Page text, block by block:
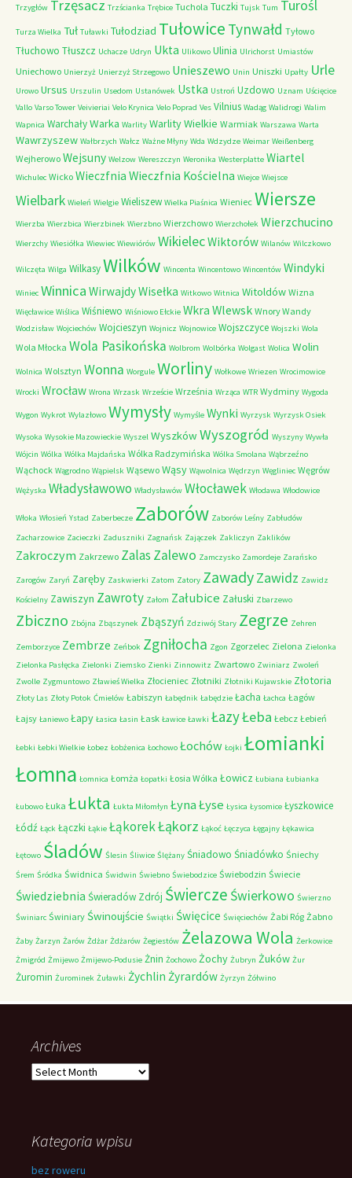
Trzygłów Trzęsacz Trzścianka Trębice Tuchola Tuczki Tujsk Tum Turośl
Turza Wielka Tuł Tuławki Tułodziad Tułowice Tynwałd Tyłowo
Tłuchowo Tłuszcz Uchacze Udryn Ukta Ulikowo Ulinia Ulrichorst Umiastów
Uniechowo Unierzyż Unierzyż Strzegowo Unieszewo Unin Uniszki Upałty Urle
Urowo Ursus Urszulin Usedom Ustanówek Ustka Ustroń Uzdowo Uznam Uścięcice
Vallo Varso Tower Veivieriai Velo Krynica Velo Poprad Ves Vilnius Wadąg Walidrogi Walim
Wapnica WarchałyWarka Warlity Warlity Wielkie Warmiak Warszawa Warta
Wawrzyszew Wałbrzych Wałcz Ważne Młyny Wda Wdzydze Weimar Weißenberg
Wejherowo Wejsuny Welzow Wereszczyn Weronika Westerplatte Wiartel
Wichulec Wicko Wieczfnia Wieczfnia Kościelna Wiejce Wiejsce
Wielbark Wieleń Wielgie Wieliszew Wielka Piaśnica Wieniec Wiersze
Wierzba Wierzbica Wierzbinek Wierzbno Wierzchowo Wierzchołek Wierzchucino
Wierzchy Wiesiółka Wiewiec Wiewiórów WikielecWiktorów Wilanów Wilczkowo
Wilczęta Wilga WilkasyWilków Wincenta Wincentowo Wincentów Windyki
Winiec Winnica WirwajdyWisełka Witkowo Witnica Witoldów Wizna
Więcławice Wiślica Wiśniewo Wiśniowo Ełckie Wkra Wlewsk Wnory Wandy
Wodzisław Wojciechów Wojcieszyn Wojnicz Wojnowice Wojszczyce Wojszki Wola
Wola Młocka Wola Pasikońska Wolbrom Wolbórka Wolgast Wolica Wolin
Wolnica Wolsztyn Wonna Worgule Worliny Wołkowe Wriezen Wrocimowice
Wrocki Wrocław Wrona Wrzask Wrzeście Września Wrząca WTR Wydminy Wygoda
Wygon Wykrot Wylazłowo Wymysły Wymyśle Wynki Wyrzysk Wyrzysk Osiek
Wysoka Wysokie Mazowieckie Wyszel WyszkówWyszogród Wyszyny Wywła
Wójcin Wólka Wólka Majdańska Wólka Radzymińska Wólka Smolana Wąbrzeźno
Wąchock Wągrodno Wąpielsk Wąsewo Wąsy Wąwolnica Wędrzyn Węgliniec Węgrów
Wężyska Władysławowo Władysławów Włocławek Włodawa Włodowice
Włoka Włosień Ystad Zaberbecze Zaborów Zaborów Leśny Zabłudów
Zacharzowice Zacieczki Zaduszniki Zagnańsk Zajączek Zakliczyn Zaklików
Zakroczym Zakrzewo ZalasZalewo Zamczysko Zamordeje Zarańsko
Zarogów Zaryń Zaręby Zaskwierki Zatom Zatory ZawadyZawidz Zawidz
Kościelny Zawiszyn Zawroty Załom Załubice Załuski Zbarzewo
Zbiczno Zbójna Zbąszynek Zbąszyń Zdziwój Stary Zegrze Zehren
Zemborzyce Zembrze Zeńbok Zgniłocha Zgon Zgorzelec Zielona Zielonka
Zielonka Pasłęcka Zielonki Ziemsko Zienki Zinnowitz Zwartowo Zwiniarz Zwoleń
Zwolle Zygmuntowo Zławieś Wielka Złocieniec Złotniki Złotniki Kujawskie Złotoria
Złoty Las Złoty Potok Ćmielów Łabiszyn Łabędnik Łabędzie Łacha Łachca Łagów
Łajsy Łaniewo Łapy Łasica Łasin Łask Ławice Ławki ŁazyŁeba Łebcz Łebień
Łebki Łebki Wielkie Łobez Łobżenica Łochowo Łochów Łojki Łomianki
Łomna Łomnica Łomża Łopatki Łosia Wólka Łowicz Łubiana Łubianka
Łubowo Łuka Łukta Łukta Miłomłyn ŁynaŁyse Łysica Łysomice Łyszkowice
Łódź Łąck Łączki Łąkie ŁąkorekŁąkorz Łąkoć Łęczyca Łęgajny Łękawica
Łętowo Śladów Ślesin Śliwice Ślężany Śniadowo Śniadówko Śniechy
Śrem Śródka Świdnica Świdwin Świebno Świebodzice Świebodzin Świecie
Świedziebnia Świeradów Zdrój Świercze Świerkowo Świerzno
Świniarc Świniary Świnoujście Świątki Święcice Święciechów Żabi Róg Żabno
Żaby Żarzyn Żarów Żdżar Żdżarów Żegiestów Żelazowa Wola Żerkowice
Żmigród Żmijewo Żmijewo-Podusie Żnin Żochowo Żochy Żubryn Żuków Żur
Żuromin Żurominek Żuławki Żychlin Żyrardów Żyrzyn Żółwino
Archives
Archives
Kategoria wpisu
bez roweru